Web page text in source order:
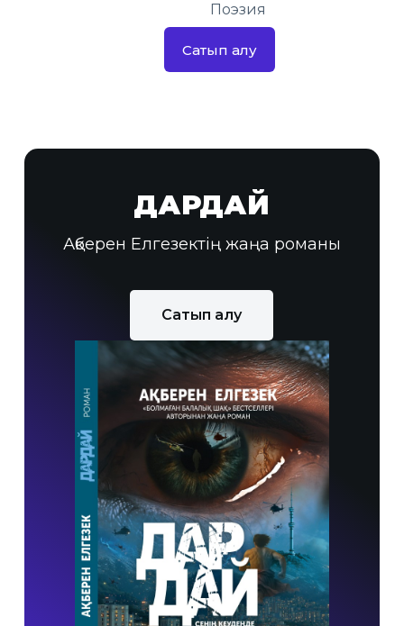
Поэзия
Сатып алу
ДАРДАЙ
Ақберен Елгезектің жаңа романы
Сатып алу